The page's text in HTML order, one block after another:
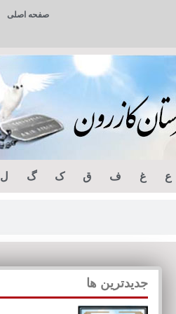
صفحه اصلی
ع غ ف ق ک گ ل
جدیدترین ها